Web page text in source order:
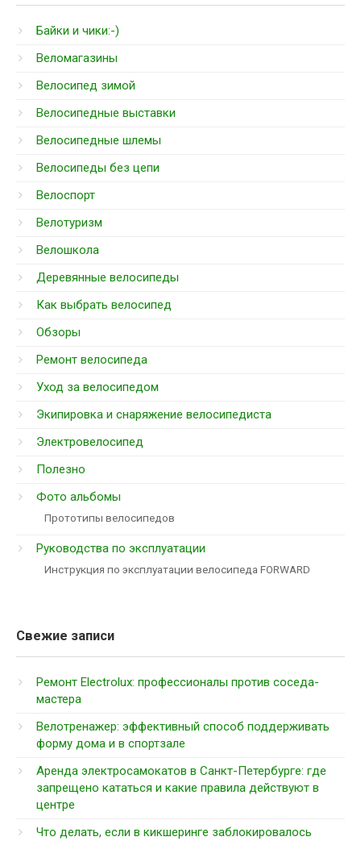
Байки и чики:-)
Веломагазины
Велосипед зимой
Велосипедные выставки
Велосипедные шлемы
Велосипеды без цепи
Велоспорт
Велотуризм
Велошкола
Деревянные велосипеды
Как выбрать велосипед
Обзоры
Ремонт велосипеда
Уход за велосипедом
Экипировка и снаряжение велосипедиста
Электровелосипед
Полезно
Фото альбомы
Прототипы велосипедов
Руководства по эксплуатации
Инструкция по эксплуатации велосипеда FORWARD
Свежие записи
Ремонт Electrolux: профессионалы против соседа-
мастера
Велотренажер: эффективный способ поддерживать
форму дома и в спортзале
Аренда электросамокатов в Санкт-Петербурге: где
запрещено кататься и какие правила действуют в
центре
Что делать, если в кикшеринге заблокировалось